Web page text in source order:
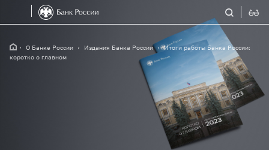
О Банке России Издания Банка России
Итоги работы Банка России:
коротко о главном